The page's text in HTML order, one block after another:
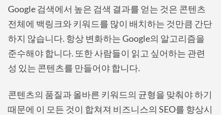
Google 검색에서 높은 검색 결과를 얻는 것은 콘텐츠
전체에 백링크와 키워드를 많이 배치하는 것만큼 간단
하지 않습니다. 항상 변화하는 Google의 알고리즘을
준수해야 합니다. 또한 사람들이 읽고 싶어하는 관련
성 있는 콘텐츠를 만들어야 합니다.
콘텐츠의 품질과 올바른 키워드의 균형을 맞춰야 하기
때문에 이 모든 것이 합쳐져 비즈니스의 SEO를 향상시